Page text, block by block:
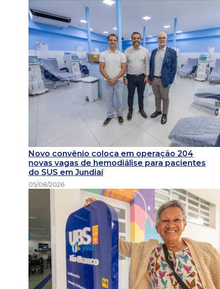
Novo convênio coloca em operação 204
novas vagas de hemodiálise para pacientes
do SUS em Jundiaí
05/08/2026